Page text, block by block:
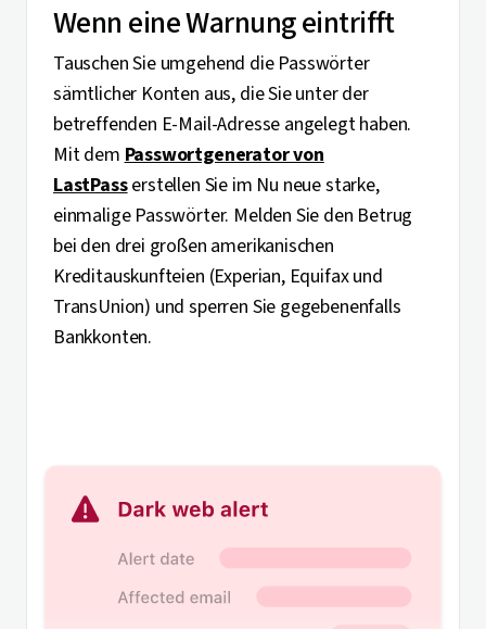
Wenn eine Warnung eintrifft
Tauschen Sie umgehend die Passwörter
sämtlicher Konten aus, die Sie unter der
betreffenden E-Mail-Adresse angelegt haben.
Mit demPasswortgenerator von
LastPasserstellen Sie im Nu neue starke,
einmalige Passwörter. Melden Sie den Betrug
bei den drei großen amerikanischen
Kreditauskunfteien (Experian, Equifax und
TransUnion) und sperren Sie gegebenenfalls
Bankkonten.